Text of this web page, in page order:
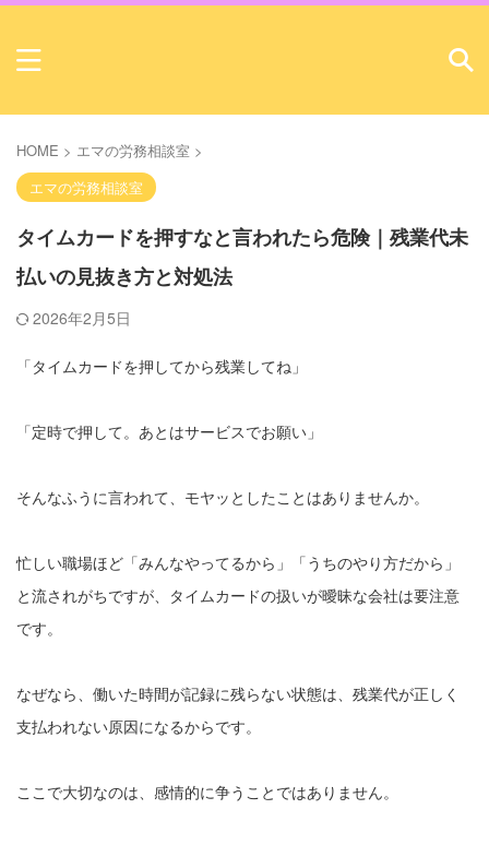
HOME > エマの労務相談室 >
エマの労務相談室
タイムカードを押すなと言われたら危険｜残業代未
払いの見抜き方と対処法
2026年2月5日
「タイムカードを押してから残業してね」
「定時で押して。あとはサービスでお願い」
そんなふうに言われて、モヤッとしたことはありませんか。
忙しい職場ほど「みんなやってるから」「うちのやり方だから」
と流されがちですが、タイムカードの扱いが曖昧な会社は要注意
です。
なぜなら、働いた時間が記録に残らない状態は、残業代が正しく
支払われない原因になるからです。
ここで大切なのは、感情的に争うことではありません。